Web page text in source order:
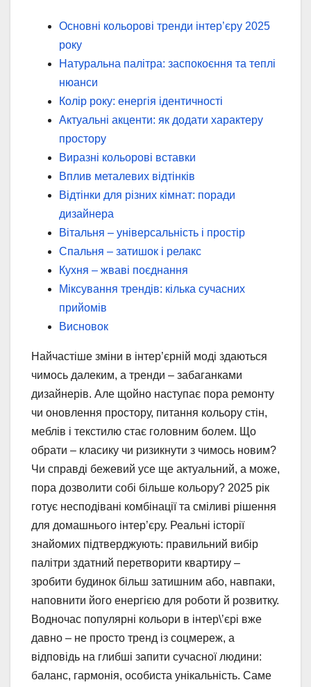
Основні кольорові тренди інтер’єру 2025
року
Натуральна палітра: заспокоєння та теплі
нюанси
Колір року: енергія ідентичності
Актуальні акценти: як додати характеру
простору
Виразні кольорові вставки
Вплив металевих відтінків
Відтінки для різних кімнат: поради
дизайнера
Вітальня – універсальність і простір
Спальня – затишок і релакс
Кухня – жваві поєднання
Міксування трендів: кілька сучасних
прийомів
Висновок
Найчастіше зміни в інтер’єрній моді здаються
чимось далеким, а тренди – забаганками
дизайнерів. Але щойно наступає пора ремонту
чи оновлення простору, питання кольору стін,
меблів і текстилю стає головним болем. Що
обрати – класику чи ризикнути з чимось новим?
Чи справді бежевий усе ще актуальний, а може,
пора дозволити собі більше кольору? 2025 рік
готує несподівані комбінації та сміливі рішення
для домашнього інтер’єру. Реальні історії
знайомих підтверджують: правильний вибір
палітри здатний перетворити квартиру –
зробити будинок більш затишним або, навпаки,
наповнити його енергією для роботи й розвитку.
Водночас популярні кольори в інтер\’єрі вже
давно – не просто тренд із соцмереж, а
відповідь на глибші запити сучасної людини:
баланс, гармонія, особиста унікальність. Саме